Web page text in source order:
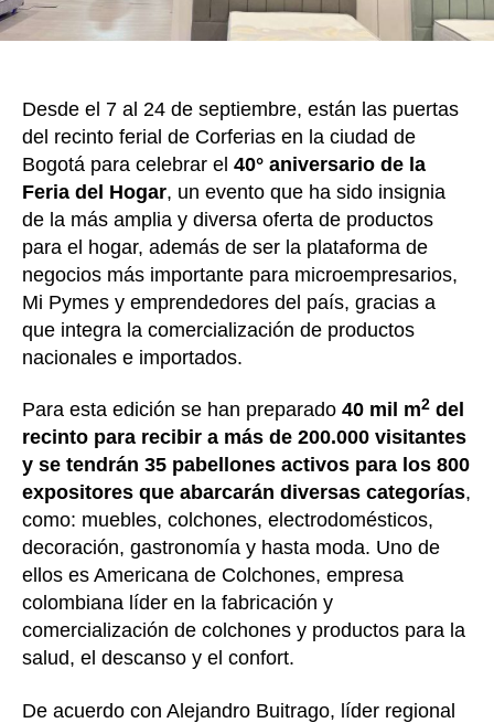
la
Desde el 7 al 24 de septiembre, están las puertas
del recinto ferial de Corferias en la ciudad de
Bogotá para celebrar el 40° aniversario de la
Feria del Hogar, un evento que ha sido insignia
de la más amplia y diversa oferta de productos
para el hogar, además de ser la plataforma de
negocios más importante para microempresarios,
Mi Pymes y emprendedores del país, gracias a
que integra la comercialización de productos
nacionales e importados.
Para esta edición se han preparado 40 mil m2 del
recinto para recibir a más de 200.000 visitantes
y se tendrán 35 pabellones activos para los 800
expositores que abarcarán diversas categorías,
como: muebles, colchones, electrodomésticos,
decoración, gastronomía y hasta moda. Uno de
ellos es Americana de Colchones, empresa
colombiana líder en la fabricación y
comercialización de colchones y productos para la
salud, el descanso y el confort.
De acuerdo con Alejandro Buitrago, líder regional